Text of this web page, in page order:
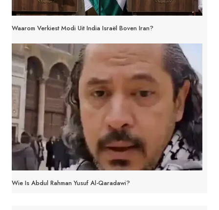
Waarom Verkiest Modi Uit India Israël Boven Iran?
Wie Is Abdul Rahman Yusuf Al-Qaradawi?